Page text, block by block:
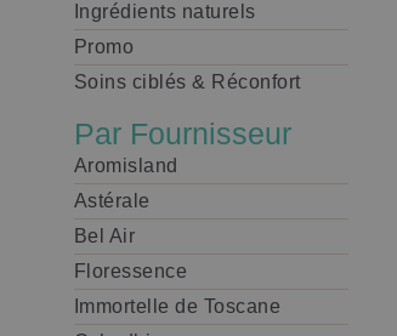
Ingrédients naturels
Promo
Soins ciblés & Réconfort
Par Fournisseur
Aromisland
Astérale
Bel Air
Floressence
Immortelle de Toscane